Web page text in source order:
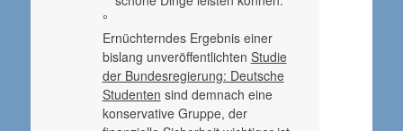
°
Ernüchterndes Ergebnis einer
bislang unveröffentlichten Studie
der Bundesregierung: Deutsche
Studenten sind demnach eine
konservative Gruppe, der